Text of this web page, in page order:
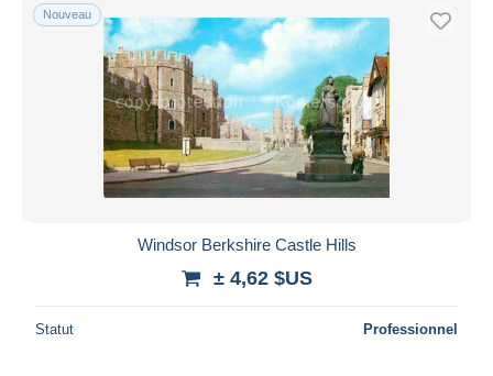
Nouveau
Windsor Berkshire Castle Hills
± 4,62 $US
Statut Professionnel